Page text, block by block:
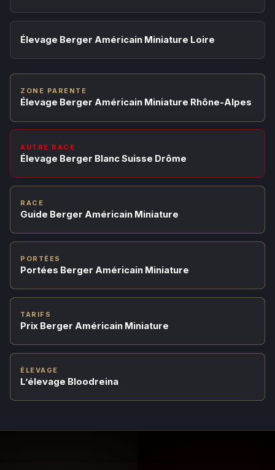
Élevage Berger Américain Miniature Loire
ZONE PARENTE
Élevage Berger Américain Miniature Rhône-Alpes
AUTRE RACE
Élevage Berger Blanc Suisse Drôme
RACE
Guide Berger Américain Miniature
PORTÉES
Portées Berger Américain Miniature
TARIFS
Prix Berger Américain Miniature
ÉLEVAGE
L’élevage Bloodreina